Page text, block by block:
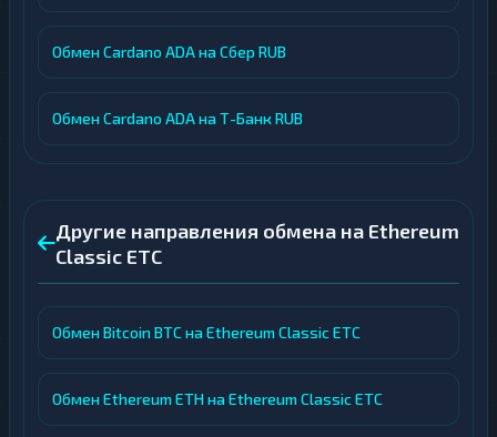
Обмен Cardano ADA на Сбер RUB
Обмен Cardano ADA на Т-Банк RUB
Другие направления обмена на Ethereum
Classic ETC
Обмен Bitcoin BTC на Ethereum Classic ETC
Обмен Ethereum ETH на Ethereum Classic ETC